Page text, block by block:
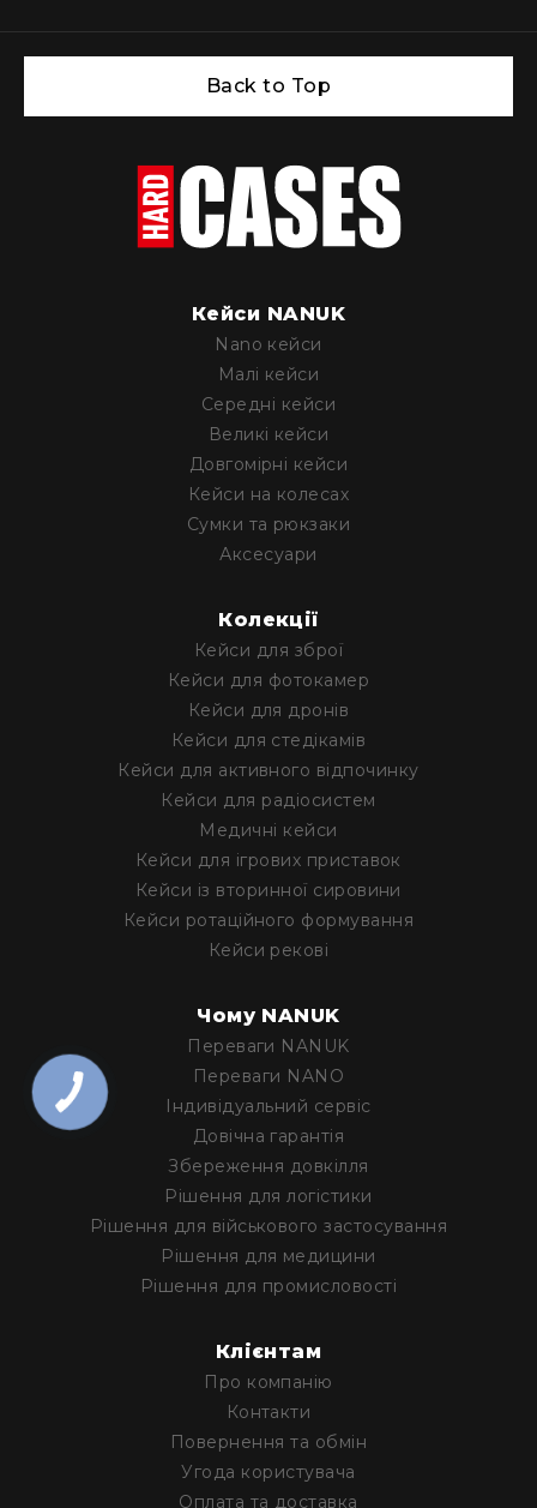
Back to Top
Кейси NANUK
Nano кейси
Малі кейси
Середні кейси
Великі кейси
Довгомірні кейси
Кейси на колесах
Сумки та рюкзаки
Аксесуари
Колекції
Кейси для зброї
Кейси для фотокамер
Кейси для дронів
Кейси для стедікамів
Кейси для активного відпочинку
Кейси для радіосистем
Медичні кейси
Кейси для ігрових приставок
Кейси із вторинної сировини
Кейси ротаційного формування
Кейси рекові
Чому NANUK
Переваги NANUK
Переваги NANO
Iндивідуальний сервіс
Довічна гарантія
Збереження довкілля
Рішення для логістики
Рішення для військового застосування
Рішення для медицини
Рішення для промисловості
Клієнтам
Про компанію
Контакти
Повернення та обмін
Угода користувача
Оплата та доставка